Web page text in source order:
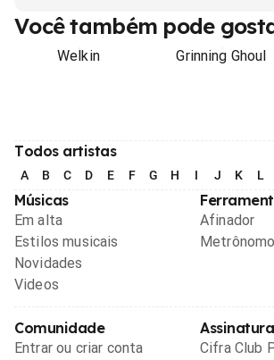
Você também pode
Welkin Grinning Ghoul
Todos artistas
A B C D E F G H I J K L
Músicas
Em alta
Estilos musicais
Novidades
Videos
Afinador
Metrônomo
Comunidade
Entrar ou criar conta
Cifra Club